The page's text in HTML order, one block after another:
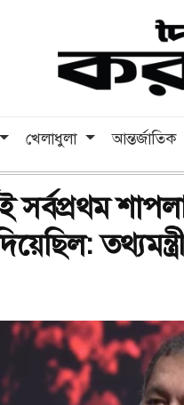
খেলাধুলা আন্তর্জাতিক
সর্বপ্রথম